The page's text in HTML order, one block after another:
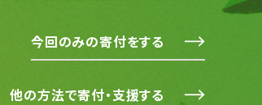
今回のみの寄付をする
他の方法で寄付・支援する